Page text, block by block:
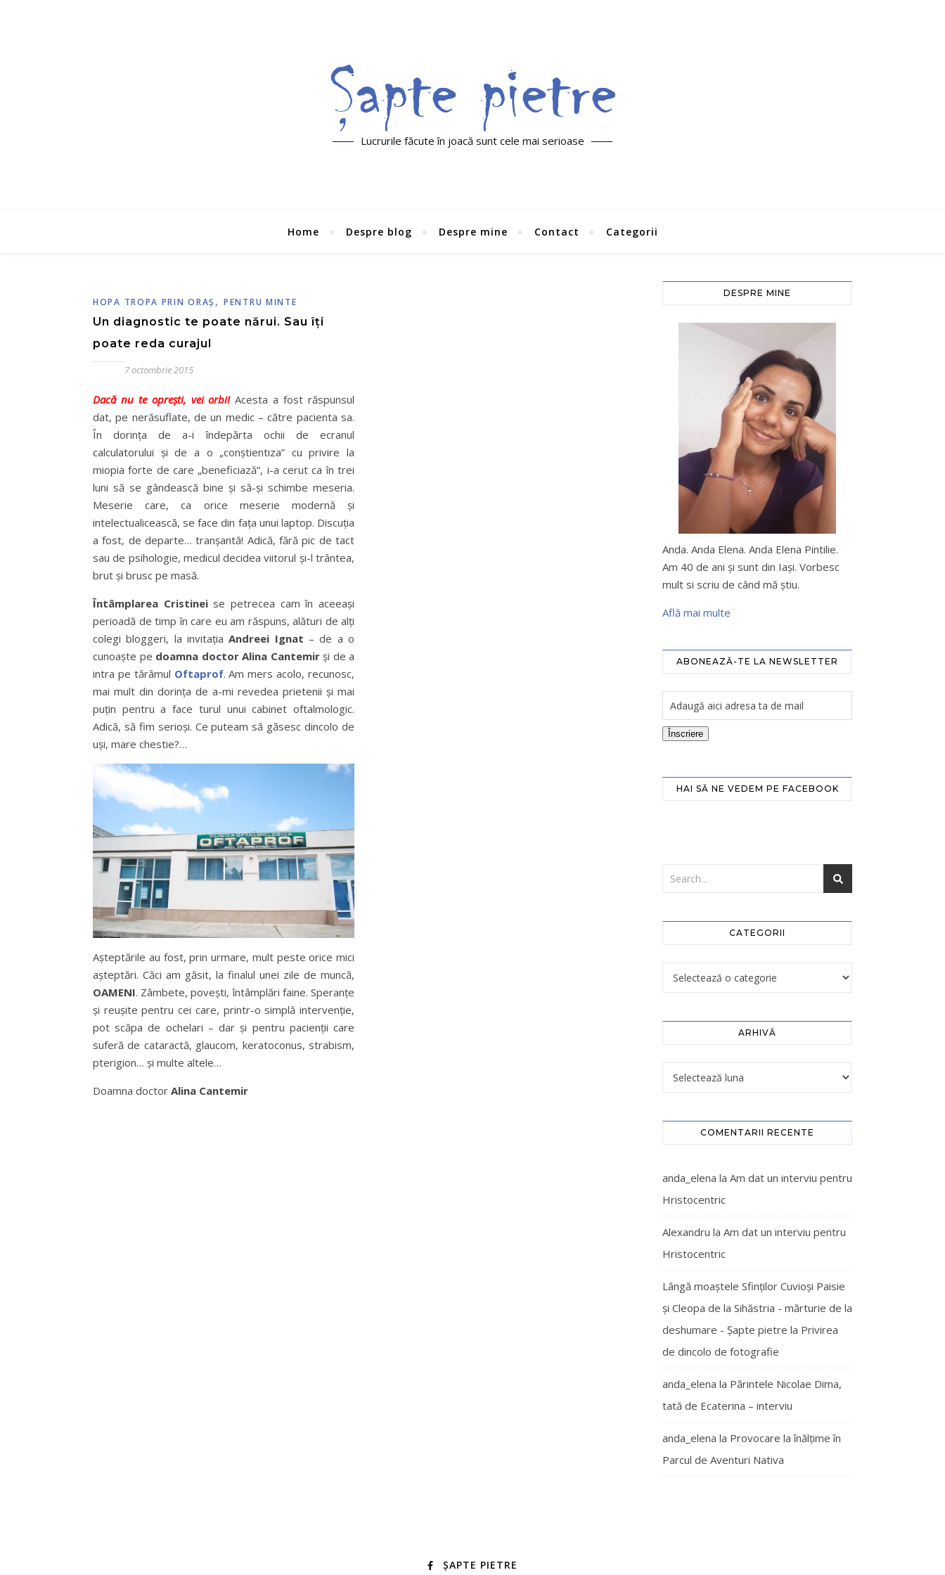
Lucrurile făcute în joacă sunt cele mai serioase
Home Despre blog Despre mine Contact Categorii
HOPA TROPA PRIN ORAŞ , PENTRU MINTE
Un diagnostic te poate nărui. Sau îți
poate reda curajul
7 octombrie 2015
Dacă nu te oprești, vei orbi!Acesta a fost răspunsul
dat, pe nerăsuflate, de un medic – către pacienta sa.
În dorința de a-i îndepărta ochii de ecranul
calculatorului și de a o „conștientiza” cu privire la
miopia forte de care „beneficiază”, i-a cerut ca în trei
luni să se gândească bine și să-și schimbe meseria.
Meserie care, ca orice meserie modernă și
intelectualicească, se face din fața unui laptop. Discuția
a fost, de departe… tranșantă! Adică, fără pic de tact
sau de psihologie, medicul decidea viitorul și-l trântea,
brut și brusc pe masă.
Întâmplarea Cristineise petrecea cam în aceeași
perioadă de timp în care eu am răspuns, alături de alți
colegi bloggeri, la invitațiaAndreei Ignat – de a o
cunoaște pe doamna doctor Alina Cantemirși de a
intra pe tărâmul Oftaprof. Am mers acolo, recunosc,
mai mult din dorința de a-mi revedea prietenii și mai
puțin pentru a face turul unui cabinet oftalmologic.
Adică, să fim serioși. Ce puteam să găsesc dincolo de
uși, mare chestie?…
Așteptările au fost, prin urmare, mult peste orice mici
așteptări. Căci am găsit, la finalul unei zile de muncă,
OAMENI. Zâmbete, povești, întâmplări faine. Speranțe
și reușite pentru cei care, printr-o simplă intervenție,
pot scăpa de ochelari – dar și pentru pacienții care
suferă de cataractă, glaucom, keratoconus, strabism,
pterigion… și multe altele…
Doamna doctor Alina Cantemir
DESPRE MINE
Anda. Anda Elena. Anda Elena Pintilie.
Am 40 de ani şi sunt din Iaşi. Vorbesc
mult si scriu de când mă ştiu.
Află mai multe
ABONEAZĂ-TE LA NEWSLETTER
Înscriere
HAI SĂ NE VEDEM PE FACEBOOK
CATEGORII
ARHIVĂ
COMENTARII RECENTE
anda_elena la Am dat un interviu pentru
Hristocentric
Alexandru la Am dat un interviu pentru
Hristocentric
Lângă moaștele Sfinților Cuvioși Paisie
și Cleopa de la Sihăstria - mărturie de la
deshumare - Şapte pietre la Privirea
de dincolo de fotografie
anda_elena la Părintele Nicolae Dima,
tată de Ecaterina – interviu
anda_elena la Provocare la înălțime în
Parcul de Aventuri Nativa
ȘAPTE PIETRE